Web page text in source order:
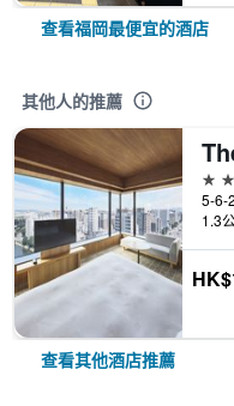
查看福岡最便宜的酒店
其他人的推薦
4
5-6-
1.3
查看其他酒店推薦